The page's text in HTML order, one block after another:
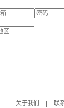
关于我们
联